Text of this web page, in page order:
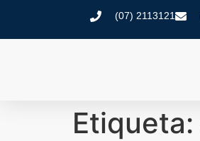
(07) 2113121
Etiqueta: